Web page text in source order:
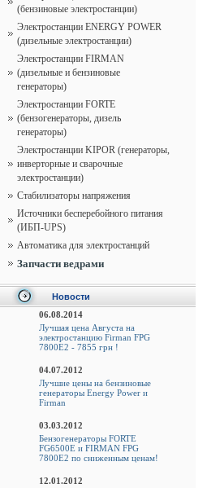
(бензиновые электростанции)
Электростанции ENERGY POWER
(дизельные электростанции)
Электростанции FIRMAN
(дизельные и бензиновые
генераторы)
Электростанции FORTE
(бензогенераторы, дизель
генераторы)
Электростанции KIPOR (генераторы,
инверторные и сварочные
электростанции)
Стабилизаторы напряжения
Источники бесперебойного питания
(ИБП-UPS)
Автоматика для электростанций
Запчасти ведрами
Новости
06.08.2014
Лучшая цена Августа на
электростанцию Firman FPG
7800E2 - 7855 грн !
04.07.2012
Лучшие цены на бензиновые
генераторы Energy Power и
Firman
03.03.2012
Бензогенераторы FORTE
FG6500E и FIRMAN FPG
7800E2 по сниженным ценам!
12.01.2012